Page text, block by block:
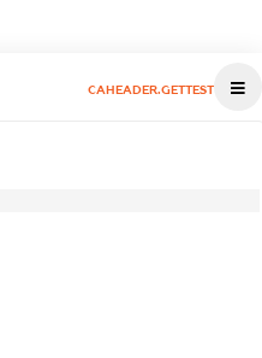
CAHEADER.GETTEST